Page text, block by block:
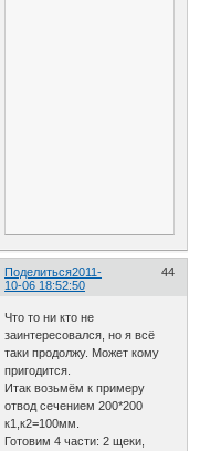
Поделиться 44
2011-
10-06 18:52:50
Что то ни кто не
заинтересовался, но я всё
таки продолжу. Может кому
пригодится.
Итак возьмём к примеру
отвод сечением 200*200
к1,к2=100мм.
Готовим 4 части: 2 щеки,